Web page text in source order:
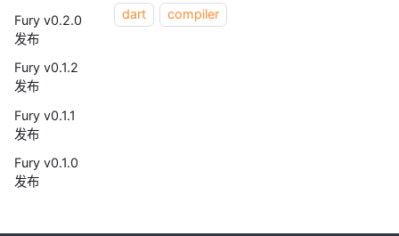
Fury v0.2.0
发布
Fury v0.1.2
发布
Fury v0.1.1
发布
Fury v0.1.0
发布
dart
compiler